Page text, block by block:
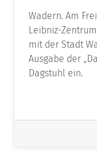
Wadern. Am
Leibniz-
mit der Stadt
Ausgabe der
Dagstuhl ein.